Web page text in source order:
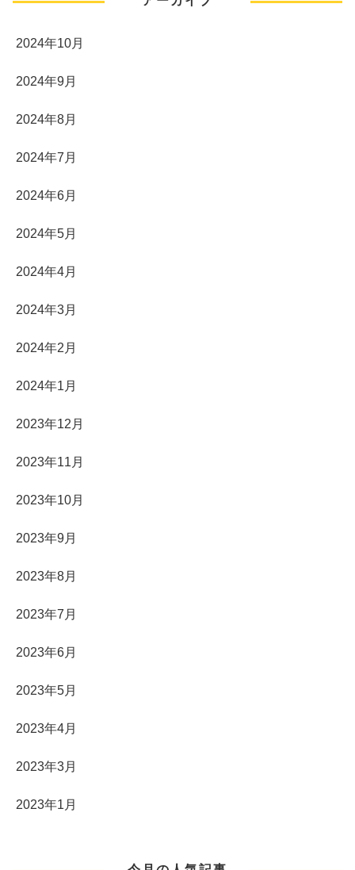
2024年10月
2024年9月
2024年8月
2024年7月
2024年6月
2024年5月
2024年4月
2024年3月
2024年2月
2024年1月
2023年12月
2023年11月
2023年10月
2023年9月
2023年8月
2023年7月
2023年6月
2023年5月
2023年4月
2023年3月
2023年1月